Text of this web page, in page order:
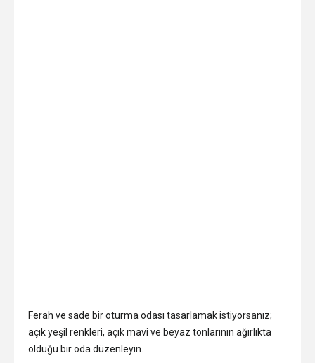
Ferah ve sade bir oturma odası tasarlamak istiyorsanız;
açık yeşil renkleri, açık mavi ve beyaz tonlarının ağırlıkta
olduğu bir oda düzenleyin.